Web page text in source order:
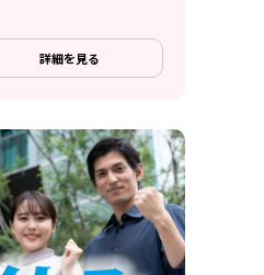
詳細を見る